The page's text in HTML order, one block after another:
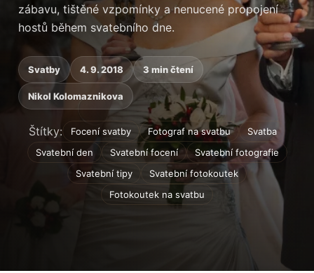
zábavu, tištěné vzpomínky a nenucené propojení
hostů během svatebního dne.
Svatby 4. 9. 2018 3 min čtení
Nikol Kolomaznikova
Štítky: Focení svatby Fotograf na svatbu
Svatba
Svatební den
Svatební focení
Svatební fotografie
Svatební tipy
Svatební fotokoutek
Fotokoutek na svatbu